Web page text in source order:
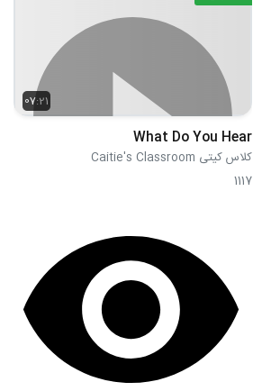
07:21
What Do You Hear
کلاس کیتی Caitie's Classroom
1117